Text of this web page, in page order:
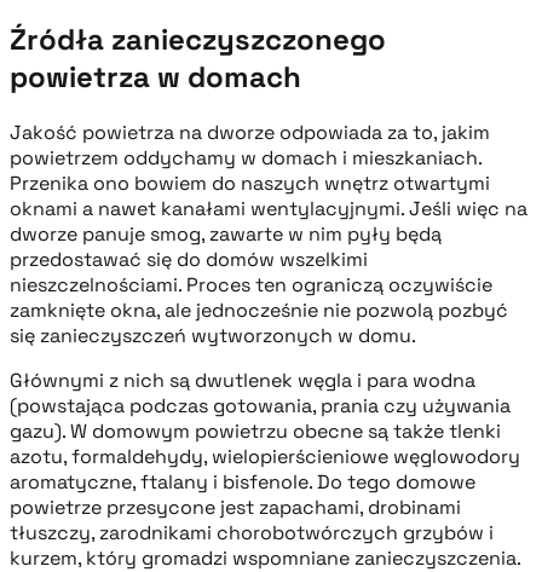
Źródła zanieczyszczonego
powietrza w domach
Jakość powietrza na dworze odpowiada za to, jakim
powietrzem oddychamy w domach i mieszkaniach.
Przenika ono bowiem do naszych wnętrz otwartymi
oknami a nawet kanałami wentylacyjnymi. Jeśli więc na
dworze panuje smog, zawarte w nim pyły będą
przedostawać się do domów wszelkimi
nieszczelnościami. Proces ten ograniczą oczywiście
zamknięte okna, ale jednocześnie nie pozwolą pozbyć
się zanieczyszczeń wytworzonych w domu.
Głównymi z nich są dwutlenek węgla i para wodna
(powstająca podczas gotowania, prania czy używania
gazu). W domowym powietrzu obecne są także tlenki
azotu, formaldehydy, wielopierścieniowe węglowodory
aromatyczne, ftalany i bisfenole. Do tego domowe
powietrze przesycone jest zapachami, drobinami
tłuszczy, zarodnikami chorobotwórczych grzybów i
kurzem, który gromadzi wspomniane zanieczyszczenia.